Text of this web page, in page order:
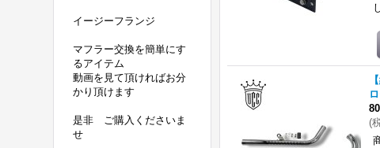
イージーフランジ
マフラー交換を簡単にす
るアイテム
動画を見て頂ければお分
かり頂けます
是非 ご購入くださいま
せ
(